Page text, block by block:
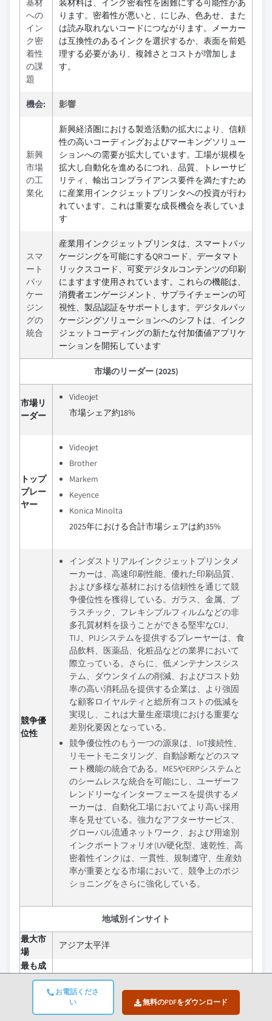
お電話くださ
い
無料のPDFをダウンロード
基材
への
イン
ク密
着性
の課
題
装材料は、インク密着性を困難にする可能性があ
ります。密着性が悪いと、にじみ、色あせ、また
は読み取れないコードにつながります。メーカー
は互換性のあるインクを選択するか、表面を前処
理する必要があり、複雑さとコストが増加しま
す。
機会: 影響
新興
市場
の工
業化
新興経済圏における製造活動の拡大により、信頼
性の高いコーディングおよびマーキングソリュー
ションへの需要が拡大しています。工場が規模を
拡大し自動化を進めるにつれ、品質、トレーサビ
リティ、輸出コンプライアンス要件を満たすため
に産業用インクジェットプリンタへの投資が行わ
れています。これは重要な成長機会を表していま
す
スマ
ート
パッ
ケー
ジン
グの
統合
産業用インクジェットプリンタは、スマートパッ
ケージングを可能にするQRコード、データマト
リックスコード、可変デジタルコンテンツの印刷
にますます使用されています。これらの機能は、
消費者エンゲージメント、サプライチェーンの可
視性、製品認証をサポートします。デジタルパッ
ケージングソリューションへのシフトは、インク
ジェットコーディングの新たな付加価値アプリケ
ーションを開拓しています
市場のリーダー (2025)
市場リ
ーダー
Videojet
市場シェア約18%
トップ
プレー
ヤー
Videojet
Brother
Markem
Keyence
Konica Minolta
2025年における合計市場シェアは約35%
競争優
位性
インダストリアルインクジェットプリンタメ
ーカーは、高速印刷性能、優れた印刷品質、
および多様な基材における信頼性を通じて競
争優位性を獲得している。ガラス、金属、プ
ラスチック、フレキシブルフィルムなどの非
多孔質材料を扱うことができる堅牢なCIJ、
TIJ、PIJシステムを提供するプレーヤーは、食
品飲料、医薬品、化粧品などの業界において
際立っている。さらに、低メンテナンスシス
テム、ダウンタイムの削減、およびコスト効
率の高い消耗品を提供する企業は、より強固
な顧客ロイヤルティと総所有コストの低減を
実現し、これは大量生産環境における重要な
差別化要因となっている。
競争優位性のもう一つの源泉は、IoT接続性、
リモートモニタリング、自動診断などのスマ
ート機能の統合である。MESやERPシステムと
のシームレスな統合を可能にし、ユーザーフ
レンドリーなインターフェースを提供するメ
ーカーは、自動化工場においてより高い採用
率を見せている。強力なアフターサービス、
グローバル流通ネットワーク、および用途別
インクポートフォリオ(UV硬化型、速乾性、高
密着性インク)は、一貫性、規制遵守、生産効
率が重要となる市場において、競争上のポジ
ショニングをさらに強化している。
地域別インサイト
最大市
場
アジア太平洋
最も成
長が速
アジア太平洋
新興国 ドイツ、インド、ブラジル